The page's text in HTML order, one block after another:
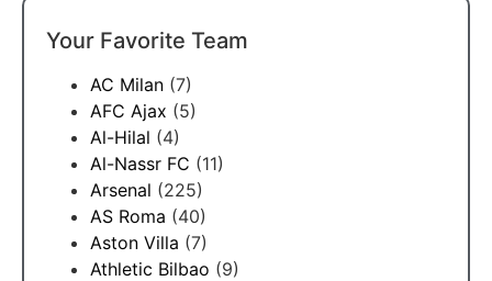
Your Favorite Team
AC Milan (7)
AFC Ajax (5)
Al-Hilal (4)
Al-Nassr FC (11)
Arsenal (225)
AS Roma (40)
Aston Villa (7)
Athletic Bilbao (9)